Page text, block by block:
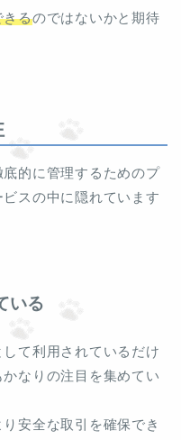
きるのではないかと期待
的に管理するためのプ
スの中に隠れています
いる
て利用されているだけ
なりの注目を集めてい
安全な取引を確保でき